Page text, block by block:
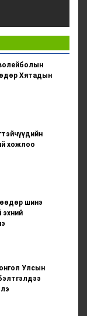
Хятадын
хожлоо
шинэ
эхний
Улсын